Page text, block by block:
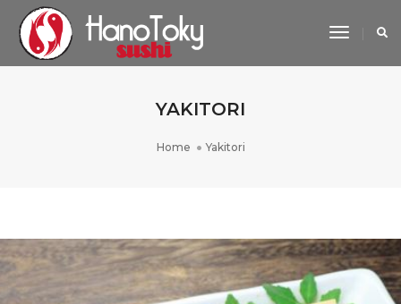
Toggle
YAKITORI
Home Yakitori